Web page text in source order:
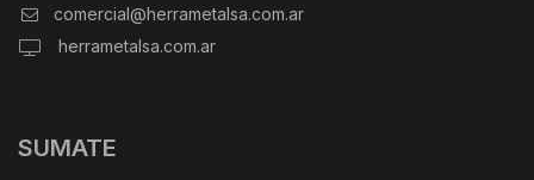
comercial@herrametalsa.com.ar
herrametalsa.com.ar
SUMATE